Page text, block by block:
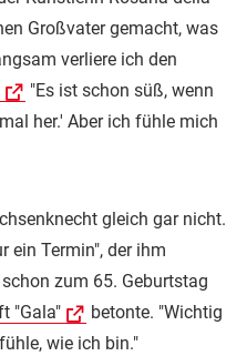
Großvater gemacht, was
verliere ich den
"Es ist schon süß, wenn
her.' Aber ich fühle mich
gleich gar nicht.
ein Termin", der ihm
zum 65. Geburtstag
"Gala"
betonte. "Wichtig
wie ich bin."